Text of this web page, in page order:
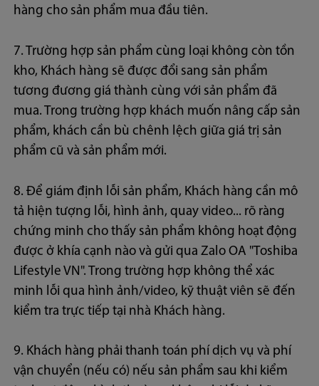
hàng cho sản phẩm mua đầu tiên.
7. Trường hợp sản phẩm cùng loại không còn tồn
kho, Khách hàng sẽ được đổi sang sản phẩm
tương đương giá thành cùng với sản phẩm đã
mua. Trong trường hợp khách muốn nâng cấp sản
phẩm, khách cần bù chênh lệch giữa giá trị sản
phẩm cũ và sản phẩm mới.
8. Để giám định lỗi sản phẩm, Khách hàng cần mô
tả hiện tượng lỗi, hình ảnh, quay video... rõ ràng
chứng minh cho thấy sản phẩm không hoạt động
được ở khía cạnh nào và gửi qua Zalo OA "Toshiba
Lifestyle VN". Trong trường hợp không thể xác
minh lỗi qua hình ảnh/video, kỹ thuật viên sẽ đến
kiểm tra trực tiếp tại nhà Khách hàng.
9. Khách hàng phải thanh toán phí dịch vụ và phí
vận chuyển (nếu có) nếu sản phẩm sau khi kiểm